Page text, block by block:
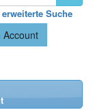
erweiterte Suche
Account